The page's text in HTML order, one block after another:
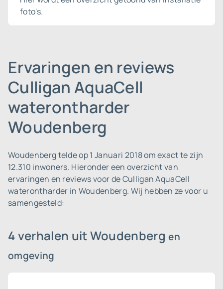
foto's.
Ervaringen en reviews
Culligan AquaCell
waterontharder
Woudenberg
Woudenberg telde op 1 Januari 2018 om exact te zijn
12.310 inwoners. Hieronder een overzicht van
ervaringen en reviews voor de Culligan AquaCell
waterontharder in Woudenberg. Wij hebben ze voor u
samengesteld:
4 verhalen uit Woudenbergen
omgeving